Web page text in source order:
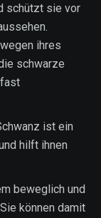
schützt sie vor
ihres
schwarze
ist ein
hilft ihnen
beweglich und
können damit